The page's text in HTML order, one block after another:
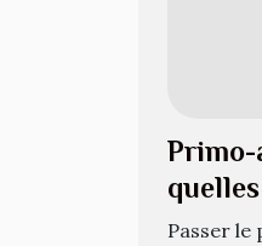
Primo-
Passer le